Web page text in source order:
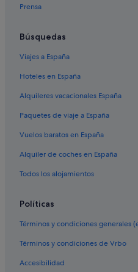
Hoteles boutique en Adeje
Casas privadas de vacaciones en
Independent hoteles en Adeje
Chalets en Adeje
Hoteles de esquí en Adeje
Albergues en San Eugenio
Casas de campo en Caldera
Albergues en Arona
Campings de caravanas en Fañabé
Apartamentos en San Eugenio
Hotusa hoteles en Adeje
Prensa
Búsquedas
Viajes a España
Hoteles en España
Alquileres vacacionales España
Paquetes de viaje a España
Vuelos baratos en España
Alquiler de coches en España
Todos los alojamientos
Políticas
Términos y condiciones generales
Términos y condiciones de Vrbo
Accesibilidad